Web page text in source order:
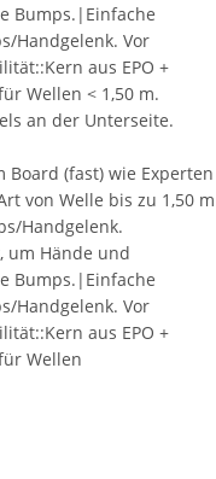
Bumps.|Einfache
Handgelenk. Vor
aus EPO +
Wellen < 1,50 m.
an der Unterseite.
(fast) wie Experten
von Welle bis zu 1,50 m
Handgelenk.
um Hände und
Bumps.|Einfache
Handgelenk. Vor
aus EPO +
Wellen